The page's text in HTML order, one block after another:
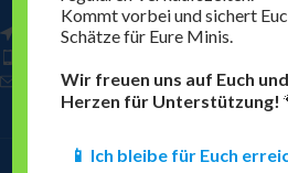
Orionstraße 8
Telefon: 03338-3593775
Kommt vorbei und sichert
Schätze für Eure Minis.
Wir freuen uns auf Euch
Herzen für Unterstützung!
📱 Ich bleibe für Euch